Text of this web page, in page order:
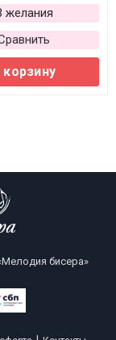
желания
корзину
бисера»